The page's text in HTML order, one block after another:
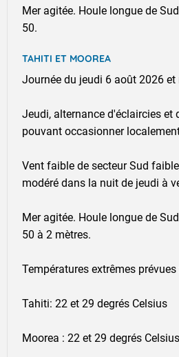
Mer agitée. Houle longue de
50.
TAHITI ET MOOREA
Journée du jeudi 6 août 2026
Jeudi, alternance d'éclaircies et
pouvant occasionner
Vent faible de secteur Sud
modéré dans la nuit de jeudi à
Mer agitée. Houle longue de
50 à 2 mètres.
Températures extrêmes prévues
Tahiti: 22 et 29 degrés Celsius
Moorea : 22 et 29 degrés Celsius